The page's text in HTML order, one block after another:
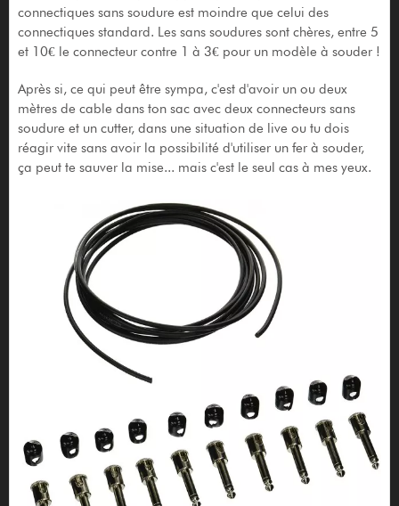
connectiques sans soudure est moindre que celui des
connectiques standard. Les sans soudures sont chères, entre 5
et 10€ le connecteur contre 1 à 3€ pour un modèle à souder !
Après si, ce qui peut être sympa, c'est d'avoir un ou deux
mètres de cable dans ton sac avec deux connecteurs sans
soudure et un cutter, dans une situation de live ou tu dois
réagir vite sans avoir la possibilité d'utiliser un fer à souder,
ça peut te sauver la mise... mais c'est le seul cas à mes yeux.